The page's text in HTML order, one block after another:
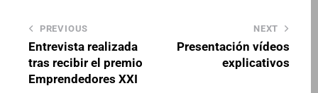
PREVIOUS
Entrevista realizada
tras recibir el premio
Emprendedores XXI
NEXT
Presentación vídeos
explicativos